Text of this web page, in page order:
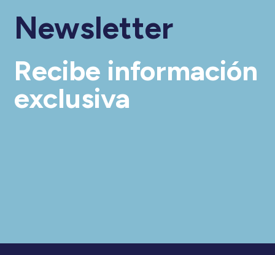
Newsletter
Recibe información
exclusiva